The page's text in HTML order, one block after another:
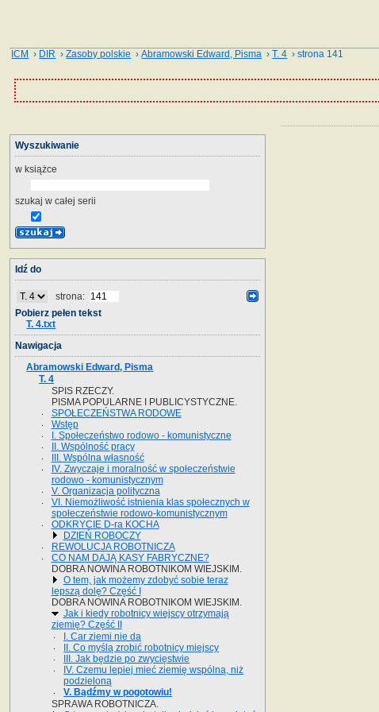
ICM › DIR ›Zasoby polskie ›Abramowski Edward, Pisma ›T. 4 › strona 141
Wyszukiwanie
w książce
szukaj w całej serii
Idź do
strona:
Pobierz pełen tekst
T. 4.txt
Nawigacja
Abramowski Edward, Pisma
T. 4
SPIS RZECZY.
PISMA POPULARNE I PUBLICYSTYCZNE.
SPOŁECZEŃSTWA RODOWE
Wstęp
I. Społeczeństwo rodowo - komunistyczne
II. Wspólność pracy
III. Wspólna własność
IV. Zwyczaje i moralność w społeczeństwie
rodowo - komunistycznym
V. Organizacja polityczna
VI. Niemożliwość istnienia klas społecznych w
społeczeństwie rodowo-komunistycznym
ODKRYCIE D-ra KOCHA
DZIEŃ ROBOCZY
REWOLUCJA ROBOTNICZA
CO NAM DAJĄ KASY FABRYCZNE?
DOBRA NOWINA ROBOTNIKOM WIEJSKIM.
O tem, jak możemy zdobyć sobie teraz
lepszą dolę? Część I
DOBRA NOWINA ROBOTNIKOM WIEJSKIM.
Jak i kiedy robotnicy wiejscy otrzymają
ziemię? Część II
I. Car ziemi nie da
II. Co myślą zrobić robotnicy miejscy
III. Jak będzie po zwycięstwie
IV. Czemu lepiej mieć ziemię wspólną, niż
podzieloną
V. Bądźmy w pogotowiu!
SPRAWA ROBOTNICZA.